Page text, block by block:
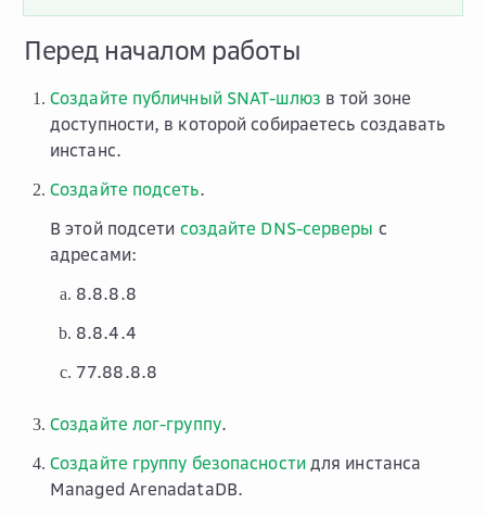
Перед началом работы
Создайте публичный SNAT-шлюз в той зоне
доступности, в которой собираетесь создавать
инстанс.
Создайте подсеть.
В этой подсети создайте DNS-серверы с
адресами:
8.8.8.8
8.8.4.4
77.88.8.8
Создайте лог-группу.
Создайте группу безопасностидля инстанса
Managed ArenadataDB.